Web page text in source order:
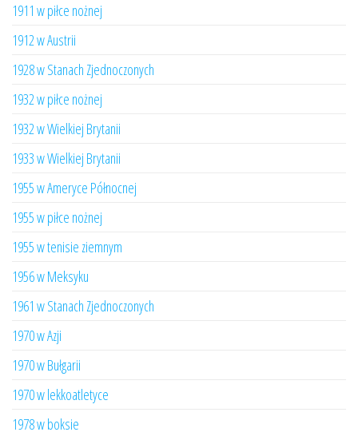
1911 w piłce nożnej
1912 w Austrii
1928 w Stanach Zjednoczonych
1932 w piłce nożnej
1932 w Wielkiej Brytanii
1933 w Wielkiej Brytanii
1955 w Ameryce Północnej
1955 w piłce nożnej
1955 w tenisie ziemnym
1956 w Meksyku
1961 w Stanach Zjednoczonych
1970 w Azji
1970 w Bułgarii
1970 w lekkoatletyce
1978 w boksie